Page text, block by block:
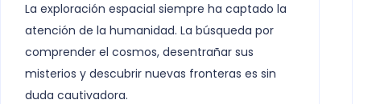
La exploración espacial siempre ha captado la
atención de la humanidad. La búsqueda por
comprender el cosmos, desentrañar sus
misterios y descubrir nuevas fronteras es sin
duda cautivadora.